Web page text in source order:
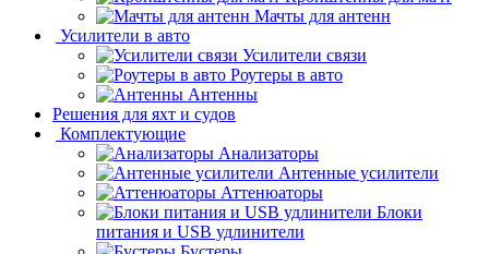
Мачты для антенн
Усилители в авто
Усилители связи
Роутеры в авто
Антенны
Решения для яхт и судов
Комплектующие
Анализаторы
Антенные усилители
Аттенюаторы
Блоки
питания и USB удлинители